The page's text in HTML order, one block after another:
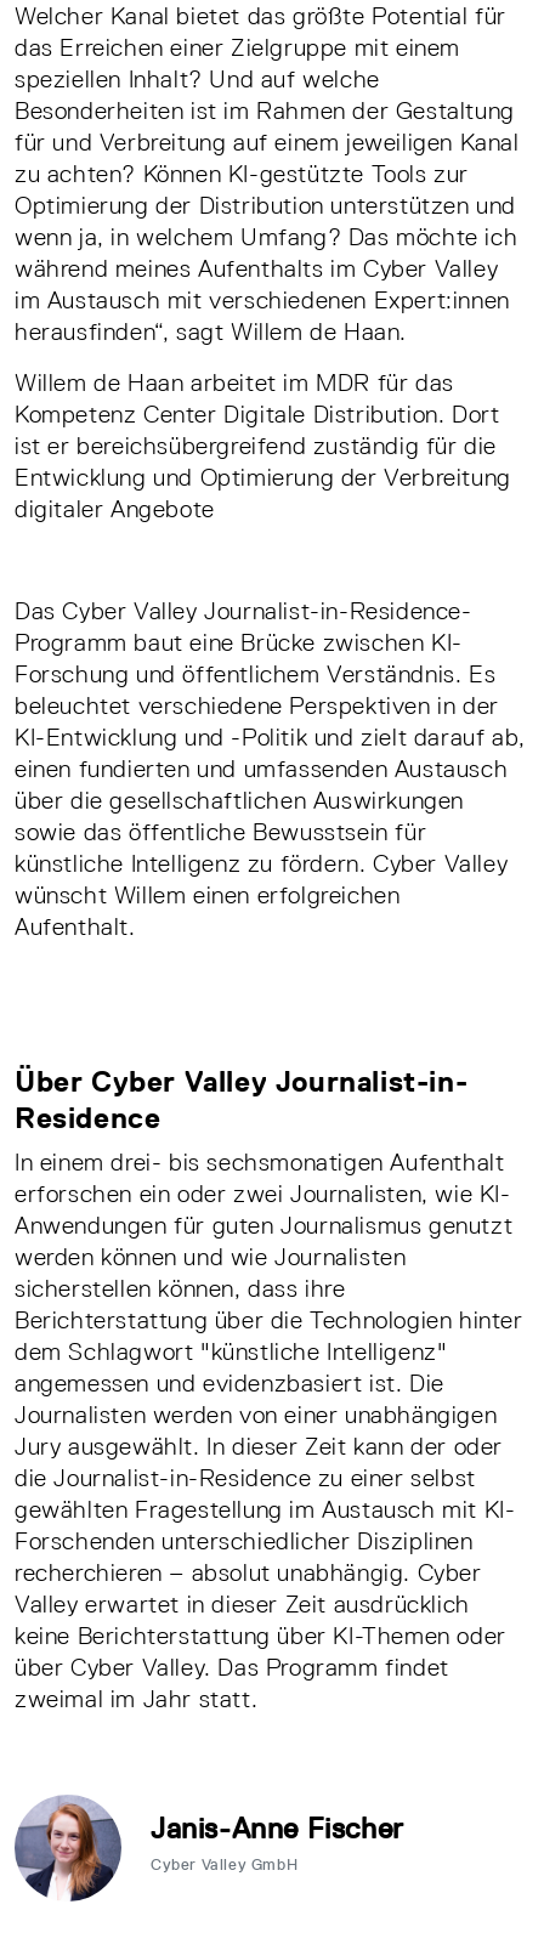
Welcher Kanal bietet das größte Potential für
das Erreichen einer Zielgruppe mit einem
speziellen Inhalt? Und auf welche
Besonderheiten ist im Rahmen der Gestaltung
für und Verbreitung auf einem jeweiligen Kanal
zu achten? Können KI-gestützte Tools zur
Optimierung der Distribution unterstützen und
wenn ja, in welchem Umfang? Das möchte ich
während meines Aufenthalts im Cyber Valley
im Austausch mit verschiedenen Expert:innen
herausfinden“, sagt Willem de Haan.
Willem de Haan arbeitet im MDR für das
Kompetenz Center Digitale Distribution. Dort
ist er bereichsübergreifend zuständig für die
Entwicklung und Optimierung der Verbreitung
digitaler Angebote
Das Cyber Valley Journalist-in-Residence-
Programm baut eine Brücke zwischen KI-
Forschung und öffentlichem Verständnis. Es
beleuchtet verschiedene Perspektiven in der
KI-Entwicklung und -Politik und zielt darauf ab,
einen fundierten und umfassenden Austausch
über die gesellschaftlichen Auswirkungen
sowie das öffentliche Bewusstsein für
künstliche Intelligenz zu fördern. Cyber Valley
wünscht Willem einen erfolgreichen
Aufenthalt.
Über Cyber Valley Journalist-in-
Residence
In einem drei- bis sechsmonatigen Aufenthalt
erforschen ein oder zwei Journalisten, wie KI-
Anwendungen für guten Journalismus genutzt
werden können und wie Journalisten
sicherstellen können, dass ihre
Berichterstattung über die Technologien hinter
dem Schlagwort "künstliche Intelligenz"
angemessen und evidenzbasiert ist. Die
Journalisten werden von einer unabhängigen
Jury ausgewählt. In dieser Zeit kann der oder
die Journalist-in-Residence zu einer selbst
gewählten Fragestellung im Austausch mit KI-
Forschenden unterschiedlicher Disziplinen
recherchieren – absolut unabhängig. Cyber
Valley erwartet in dieser Zeit ausdrücklich
keine Berichterstattung über KI-Themen oder
über Cyber Valley. Das Programm findet
zweimal im Jahr statt.
Janis-Anne Fischer
Cyber Valley GmbH